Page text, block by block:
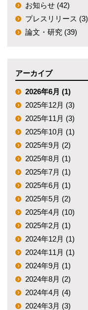
お知らせ (42)
プレスリリース (3)
論文・研究 (39)
アーカイブ
2026年6月 (1)
2025年12月 (3)
2025年11月 (3)
2025年10月 (1)
2025年9月 (2)
2025年8月 (1)
2025年7月 (1)
2025年6月 (1)
2025年5月 (2)
2025年4月 (10)
2025年2月 (1)
2024年12月 (1)
2024年11月 (1)
2024年9月 (1)
2024年8月 (2)
2024年4月 (4)
2024年3月 (3)